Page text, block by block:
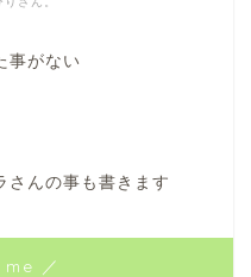
事がない
さんの事も書きます
／